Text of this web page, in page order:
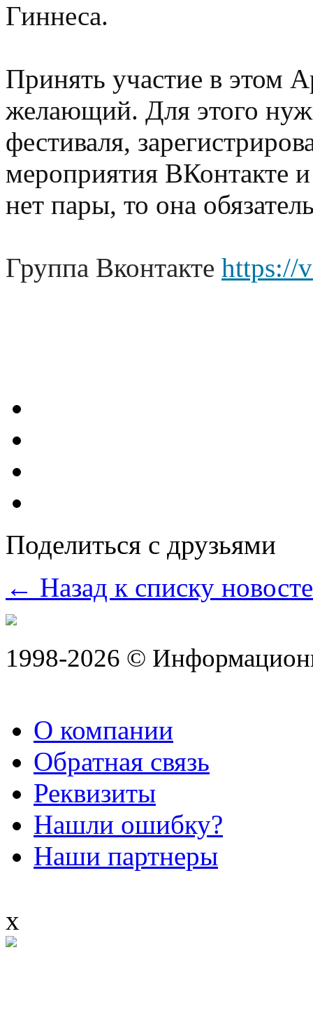
Гиннеса.
Принять участие в этом
желающий. Для этого
фестиваля,
мероприятия ВКонтакте
нет пары, то она
Группа Вконтакте https://
Поделиться с друзьями
← Назад к списку
1998-2026 ©
О компании
Обратная связь
Реквизиты
Нашли ошибку?
Наши партнеры
x